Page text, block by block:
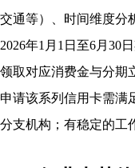
交通等）、时间维度分
2026年1月1日至6月30
领取对应消费金与分期
申请该系列信用卡需满
分支机构；有稳定的工